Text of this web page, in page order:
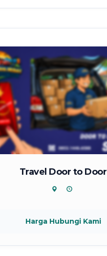
Travel Door to Door
Harga Hubungi Kami